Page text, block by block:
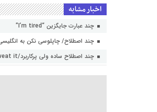
اخبار مشابه
چند عبارت جایگزین “I’m tired”
چند اصطلاح/ چاپلوسی نکن به
چند اصطلاح ساده ولی پرکاربرد/Don’t seweat it به چه معناست؟